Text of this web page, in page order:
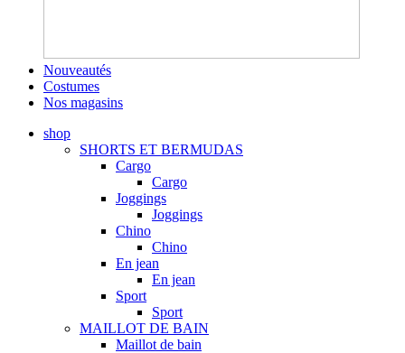
Nouveautés
Costumes
Nos magasins
shop
SHORTS ET BERMUDAS
Cargo
Cargo
Joggings
Joggings
Chino
Chino
En jean
En jean
Sport
Sport
MAILLOT DE BAIN
Maillot de bain